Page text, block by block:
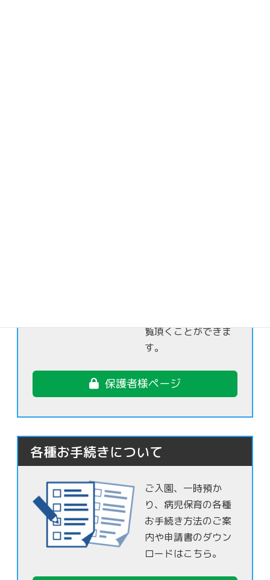
覧頂くことができま
す。
保護者様ページ
各種お手続きについて
ご入園、一時預か
り、病児保育の各種
お手続き方法のご案
内や申請書のダウン
ロードはこちら。